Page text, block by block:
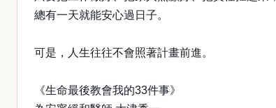
總有一天就能安心過日子。
可是，人生往往不會照著計畫前進。
《生命最後教會我的33件事》